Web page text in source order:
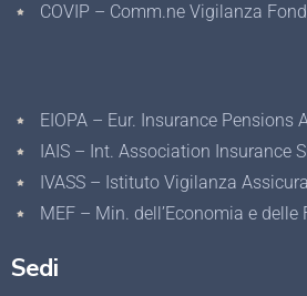
COVIP – Comm.ne Vigilanza
EIOPA – Eur. Insurance Pensions
IAIS – Int. Association Insurance
IVASS – Istituto Vigilanza
MEF – Min. dell’Economia e delle
Sedi